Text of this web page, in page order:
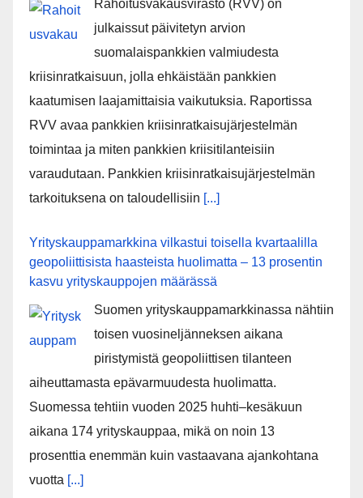
Rahoitusvakausvirasto (RVV) on
julkaissut päivitetyn arvion
suomalaispankkien valmiudesta
kriisinratkaisuun, jolla ehkäistään pankkien
kaatumisen laajamittaisia vaikutuksia. Raportissa
RVV avaa pankkien kriisinratkaisujärjestelmän
toimintaa ja miten pankkien kriisitilanteisiin
varaudutaan. Pankkien kriisinratkaisujärjestelmän
tarkoituksena on taloudellisiin [...]
Yrityskauppamarkkina vilkastui toisella kvartaalilla
geopoliittisista haasteista huolimatta – 13 prosentin
kasvu yrityskauppojen määrässä
Suomen yrityskauppamarkkinassa nähtiin
toisen vuosineljänneksen aikana
piristymistä geopoliittisen tilanteen
aiheuttamasta epävarmuudesta huolimatta.
Suomessa tehtiin vuoden 2025 huhti–kesäkuun
aikana 174 yrityskauppaa, mikä on noin 13
prosenttia enemmän kuin vastaavana ajankohtana
vuotta [...]